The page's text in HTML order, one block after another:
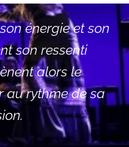
énergie et son
son ressenti
alors le
au rythme de sa